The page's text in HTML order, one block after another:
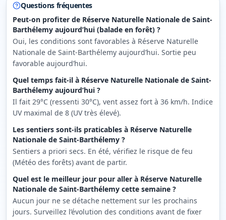
Questions fréquentes
Peut-on profiter de Réserve Naturelle Nationale de Saint-
Barthélemy aujourd’hui (balade en forêt) ?
Oui, les conditions sont favorables à Réserve Naturelle
Nationale de Saint-Barthélemy aujourd’hui. Sortie peu
favorable aujourd’hui.
Quel temps fait-il à Réserve Naturelle Nationale de Saint-
Barthélemy aujourd’hui ?
Il fait 29°C (ressenti 30°C), vent assez fort à 36 km/h. Indice
UV maximal de 8 (UV très élevé).
Les sentiers sont-ils praticables à Réserve Naturelle
Nationale de Saint-Barthélemy ?
Sentiers a priori secs. En été, vérifiez le risque de feu
(Météo des forêts) avant de partir.
Quel est le meilleur jour pour aller à Réserve Naturelle
Nationale de Saint-Barthélemy cette semaine ?
Aucun jour ne se détache nettement sur les prochains
jours. Surveillez l’évolution des conditions avant de fixer